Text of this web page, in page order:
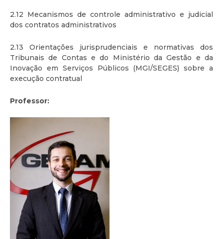
2.12 Mecanismos de controle administrativo e judicial
dos contratos administrativos
2.13 Orientações jurisprudenciais e normativas dos
Tribunais de Contas e do Ministério da Gestão e da
Inovação em Serviços Públicos (MGI/SEGES) sobre a
execução contratual
Professor: